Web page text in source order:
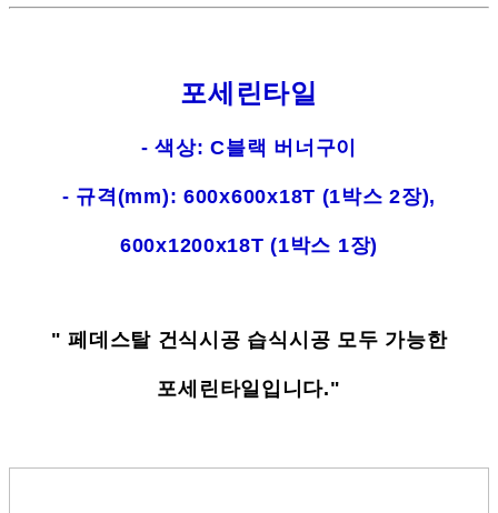
포세린타일
- 색상: C블랙 버너구이
- 규격(mm): 600x600x18T (1박스 2장),
600x1200x18T (1박스 1장)
" 페데스탈 건식시공 습식시공 모두 가능한
포세린타일입니다."